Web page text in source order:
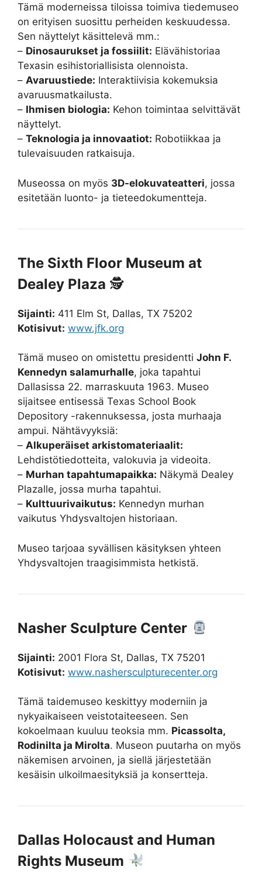
Tämä moderneissa tiloissa toimiva tiedemuseo
on erityisen suosittu perheiden keskuudessa.
Sen näyttelyt käsittelevä mm.:
– Dinosaurukset ja fossiilit: Elävähistoriaa
Texasin esihistoriallisista olennoista.
– Avaruustiede: Interaktiivisia kokemuksia
avaruusmatkailusta.
– Ihmisen biologia: Kehon toimintaa selvittävät
näyttelyt.
– Teknologia ja innovaatiot: Robotiikkaa ja
tulevaisuuden ratkaisuja.
Museossa on myös 3D-elokuvateatteri, jossa
esitetään luonto- ja tieteedokumentteja.
The Sixth Floor Museum at
Dealey Plaza 🕵️
Sijainti: 411 Elm St, Dallas, TX 75202
Kotisivut: www.jfk.org
Tämä museo on omistettu presidentti John F.
Kennedyn salamurhalle, joka tapahtui
Dallasissa 22. marraskuuta 1963. Museo
sijaitsee entisessä Texas School Book
Depository -rakennuksessa, josta murhaaja
ampui. Nähtävyyksiä:
– Alkuperäiset arkistomateriaalit:
Lehdistötiedotteita, valokuvia ja videoita.
– Murhan tapahtumapaikka: Näkymä Dealey
Plazalle, jossa murha tapahtui.
– Kulttuurivaikutus: Kennedyn murhan
vaikutus Yhdysvaltojen historiaan.
Museo tarjoaa syvällisen käsityksen yhteen
Yhdysvaltojen traagisimmista hetkistä.
Nasher Sculpture Center
Sijainti: 2001 Flora St, Dallas, TX 75201
Kotisivut: www.nashersculpturecenter.org
Tämä taidemuseo keskittyy moderniin ja
nykyaikaiseen veistotaiteeseen. Sen
kokoelmaan kuuluu teoksia mm. Picassolta,
Rodinilta ja Mirolta. Museon puutarha on myös
näkemisen arvoinen, ja siellä järjestetään
kesäisin ulkoilmaesityksiä ja konsertteja.
Dallas Holocaust and Human
Rights Museum